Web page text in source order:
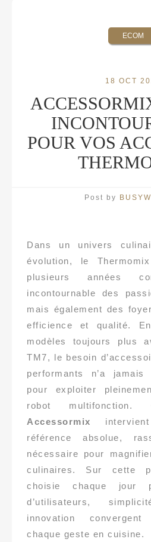
ECOM
18 OCT
POUR VOS
Post by
Dans un univers
évolution, le
plusieurs années
incontournable des
mais également des
efficience et qualité.
modèles toujours plus
TM7, le besoin
performants n’a
pour exploiter
robot
Accessormix
référence absolue,
nécessaire pour
culinaires. Sur cette
choisie chaque jour
d’utilisateurs,
innovation
chaque geste en cuisine.